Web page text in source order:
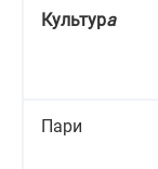
Культура
Пари